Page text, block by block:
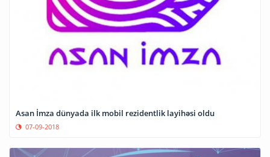
Asan İmza dünyada ilk mobil rezidentlik layihəsi oldu
07-09-2018